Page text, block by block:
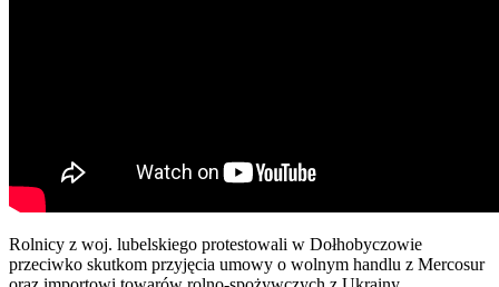
Rolnicy z woj. lubelskiego protestowali w Dołhobyczowie
przeciwko skutkom przyjęcia umowy o wolnym handlu z Mercosur